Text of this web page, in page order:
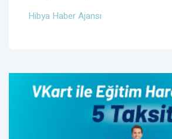
Hibya Haber Ajansı